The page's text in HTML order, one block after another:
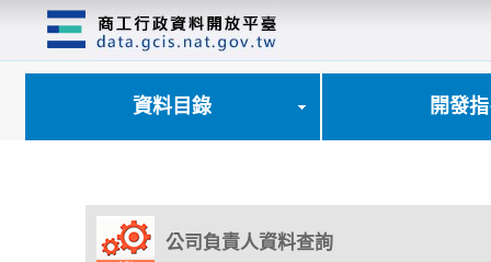
資料目錄 開發
公司負責人資料查詢